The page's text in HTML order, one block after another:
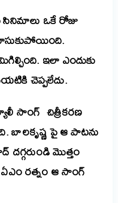
సినిమాలు ఒకే రోజు
ఇలా ఎందుకు
చెప్పలేదు.
సాంగ్ చిత్రీకరణ
బాలకృష్ణ పై ఆ పాటను
దగ్గరుండి మొత్తం
రత్నం ఆ సాంగ్